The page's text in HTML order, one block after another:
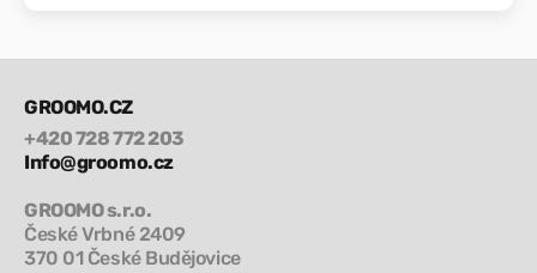
GROOMO.CZ
+420 728 772 203
Info@groomo.cz
GROOMO s.r.o.
České Vrbné 2409
370 01 České Budějovice